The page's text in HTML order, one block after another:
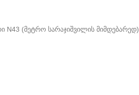
N43 (მეტრო სარაჯიშვილის მიმდებარედ)